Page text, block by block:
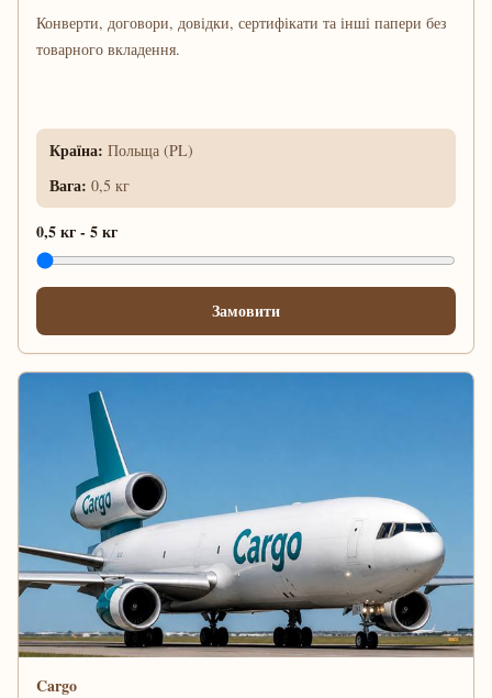
Конверти, договори, довідки, сертифікати та інші папери без
товарного вкладення.
Країна: Польща (PL)
Вага: 0,5 кг
0,5 кг- 5 кг
Замовити
Cargo